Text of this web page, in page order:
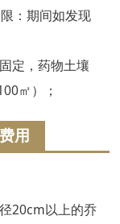
：期间如发现
定，药物土壤
㎡）；
用
20cm以上的乔